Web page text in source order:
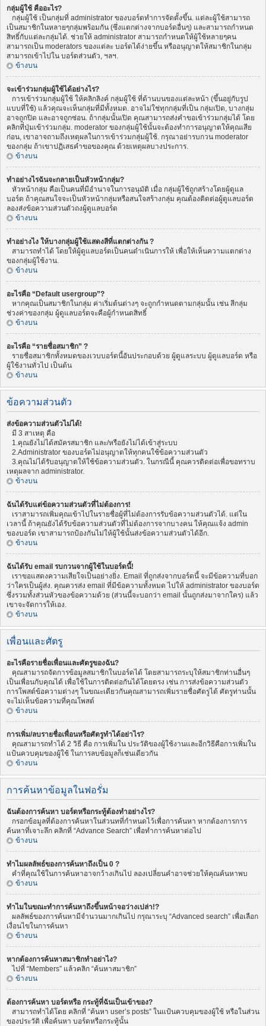
กลุ่มผู้ใช้ คืออะไร?
กลุ่มผู้ใช้ เป็นกลุ่มที่ administrator ของบอร์ดทำการจัดตั้งขึ้น. แต่ละผู้ใช้สามารถ
เป็นสมาชิกในหลายๆกลุ่มพร้อมกัน (ซึ่งแตกต่างจากบอร์ดอื่นๆ) และสามารถกำหนด
สิทธิ์กับแต่ละกลุ่มได้. ช่วยให้ administrator สามารถกำหนดให้ผู้ใช้หลายๆคน
สามารถเป็น moderators ของแต่ละ บอร์ดได้ง่ายขึ้น หรืออนุญาตให้สมาชิกในกลุ่ม
สามารถเข้าไปใน บอร์ดส่วนตัว, ฯลฯ.
ข้างบน
จะเข้าร่วมกลุ่มผู้ใช้ได้อย่างไร?
การเข้าร่วมกลุ่มผู้ใช้ ให้คลิกลิงค์ กลุ่มผู้ใช้ ที่ด้านบนของแต่ละหน้า (ขึ้นอยู่กับรูป
แบบที่ใช้) แล้วคุณจะเห็นกลุ่มที่มีทั้งหมด. อาจไม่ใช่ทุกกลุ่มที่เป็น กลุ่มเปิด, บางกลุ่ม
อาจถูกปิด และอาจถูกซ่อน. ถ้ากลุ่มนั้นเปิด คุณสามารถส่งคำขอเข้าร่วมกลุ่มได้ โดย
คลิกที่ปุ่มเข้าร่วมกลุ่ม. moderator ของกลุ่มผู้ใช้นั้นจะต้องทำการอนุญาตให้คุณเสีย
ก่อน, เขาอาจถามถึงเหตุผลในการเข้าร่วมกลุ่มผู้ใช้. กรุณาอย่ารบกวน moderator
ของกลุ่ม ถ้าเขาปฏิเสธคำขอของคุณ ด้วยเหตุผลบางประการ.
ข้างบน
ทำอย่างไรฉันจะกลายเป็นหัวหน้ากลุ่ม?
หัวหน้ากลุ่ม คือเป็นคนที่มีอำนาจในการอนุมัติ เมื่อ กลุ่มผู้ใช้ถูกสร้างโดยผู้ดูแล
บอร์ด ถ้าคุณสนใจจะเป็นหัวหน้ากลุ่มหรือสนใจสร้างกลุ่ม คุณต้องติดต่อผู้ดูแลบอร์ด
ลองส่งข้อความส่วนตัวถงผู้ดูแลบอร์ด
ข้างบน
ทำอย่างไง ให้บางกลุ่มผู้ใช้แสดงสีที่แตกต่างกัน ?
สามารถทำได้ โดยให้ผู้ดูแลบอร์ดเป็นคนดำเนินการให้ เพื่อให้เห็นความแตกต่าง
ของกลุ่มผู้ใช้งาน.
ข้างบน
อะไรคือ “Default usergroup”?
หากคุณเป็นสมาชิกในกลุ่ม ค่าเริ่มต้นต่างๆ จะถูกกำหนดตามกลุ่มนั้น เช่น สีกลุ่ม
ช่วงค่าของกลุ่ม ผู้ดูแลบอร์ดจะคือผู้กำหนดสิทธิ์
ข้างบน
อะไรคือ “รายชื่อสมาชิก” ?
รายชื่อสมาชิกทั้งหมดของเวบบอร์ดนี้อันประกอบด้วย ผู้ดูแลระบบ ผู้ดูแลบอร์ด หรือ
ผู้ใช้งานทั่วไป เป็นต้น
ข้างบน
ข้อความส่วนตัว
ส่งข้อความส่วนตัวไม่ได้!
มี 3 สาเหตุ คือ
1.คุณยังไม่ได้สมัครสมาชิก และ/หรือยังไม่ได้เข้าสู่ระบบ
2.Administrator ของบอร์ดไม่อนุญาตให้ทุกคนใช้ข้อความส่วนตัว
3.คุณไม่ได้รับอนุญาตให้ใช้ข้อความส่วนตัว. ในกรณีนี้ คุณควรติดต่อเพื่อขอทราบ
เหตุผลจาก administrator.
ข้างบน
ฉันได้รับแต่ข้อความส่วนตัวที่ไม่ต้องการ!
เราสามารถเพิ่มคุณเข้าไปในรายชื่อผู้ที่ไม่ต้องการรับข้อความส่วนตัวได้. แต่ใน
เวลานี้ ถ้าคุณยังได้รับข้อความส่วนตัวที่ไม่ต้องการจากบางคน ให้คุณแจ้ง admin
ของบอร์ด เขาสามารถป้องกันไม่ให้ผู้ใช้นั้นส่งข้อความส่วนตัวได้อีก.
ข้างบน
ฉันได้รับ email รบกวนจากผู้ใช้ในบอร์ดนี้!
เราขอแสดงความเสียใจเป็นอย่างยิ่ง. Email ที่ถูกส่งจากบอร์ดนี้ จะมีข้อความที่บอก
ว่าใครเป็นผู้ส่ง. คุณควรส่ง email ที่มีข้อความทั้งหมด ไปให้ administrator ของบอร์ด
ซึ่งรวมทั้งส่วนหัวของข้อความด้วย (ส่วนนี้จะบอกว่า email นั้นถูกส่งมาจากใคร) แล้ว
เขาจะจัดการให้เอง.
ข้างบน
เพื่อนและศัตรู
อะไรคือรายชื่อเพื่อนและศัตรูของฉัน?
คุณสามารถจัดการข้อมูลสมาชิกในบอร์ดได้ โดยสามารถระบุให้สมาชิกท่านอื่นๆ
เป็นเพื่อนกับคุณได้ เพื่อใช้ในการติดต่อกันได้โดยตรง เช่น การส่งข้อความส่วนตัว
การโพสต์ข้อความต่างๆ ในขณะเดียวกันคุณสามารถเพิ่มรายชื่อศัตรูได้ ศัตรูท่านนั้น
จะไม่เห็นข้อความที่คุณโพสต์
ข้างบน
การเพิ่ม/ลบรายชื่อเพื่อนหรือศัตรูทำได้อย่าไร?
คุณสามารถทำได้ 2 วิธี คือ การเพิ่มใน ประวัติของผู้ใช้งานและอีกวิธีคือการเพิ่มใน
แป้นควบคุมของผู้ใช้ ในการลบข้อมูลก็เช่นเดียวกัน
ข้างบน
การค้นหาข้อมูลในฟอรั่ม
ฉันต้องการค้นหา บอร์ดหรือกระทู้ต้องทำอย่างไร?
กรอกข้อมูลที่ต้องการค้นหาในส่วนทที่กำหนดไว้เพื่อการค้นหา หากต้องการการ
ค้นหาที่เจาะลึก คลิกที่ “Advance Search” เพื่อทำการค้นหาต่อไป
ข้างบน
ทำไมผลลัพธ์ของการค้นหาถึงเป็น 0 ?
คำที่คุณใช้ในการค้นหาอาจกว้างเกินไป ลองเปลี่ยนคำอาจช่วยให้คุณค้นหาพบ
ข้างบน
ทำไมในขณะทำการค้นหาถึงขึ้นหน้าจอว่างเปล่า!?
ผลลัพธ์ของการค้นหามีจำนวนมากเกินไป กรุณาระบุ “Advanced search” เพื่อเลือก
เงื่อนไขในการค้นหา
ข้างบน
หากต้องการค้นหาสมาชิกทำอย่าไง?
ไปที่ “Members” แล้วคลิก “ค้นหาสมาชิก”
ข้างบน
ต้องการค้นหา บอร์ดหรือ กระทู้ที่ฉันเป็นเข้าของ?
สามารถทำได้โดย คลิกที่ “ค้นหา user’s posts” ในแป้นควบคุมของผู้ใช้ หรือในส่วน
ของประวัติ เพื่อค้นหา บอร์ดหรือกระทู้นั้น